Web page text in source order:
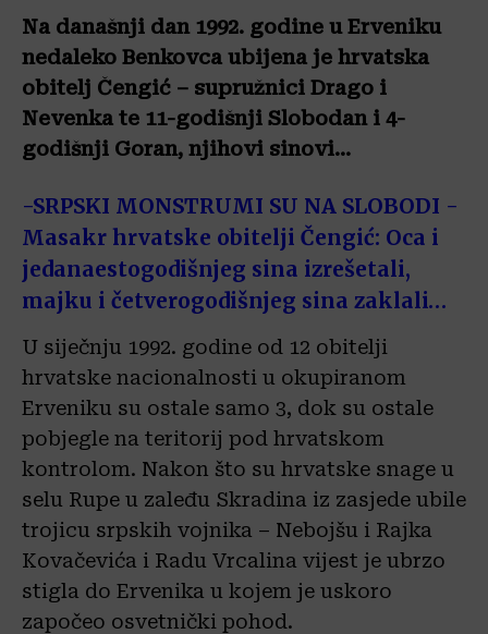
Na današnji dan 1992. godine u Erveniku
nedaleko Benkovca ubijena je hrvatska
obitelj Čengić – supružnici Drago i
Nevenka te 11-godišnji Slobodan i 4-
godišnji Goran, njihovi sinovi…
-SRPSKI MONSTRUMI SU NA SLOBODI -
Masakr hrvatske obitelji Čengić: Oca i
jedanaestogodišnjeg sina izrešetali,
majku i četverogodišnjeg sina zaklali…
U siječnju 1992. godine od 12 obitelji
hrvatske nacionalnosti u okupiranom
Erveniku su ostale samo 3, dok su ostale
pobjegle na teritorij pod hrvatskom
kontrolom. Nakon što su hrvatske snage u
selu Rupe u zaleđu Skradina iz zasjede ubile
trojicu srpskih vojnika – Nebojšu i Rajka
Kovačevića i Radu Vrcalina vijest je ubrzo
stigla do Ervenika u kojem je uskoro
započeo osvetnički pohod.